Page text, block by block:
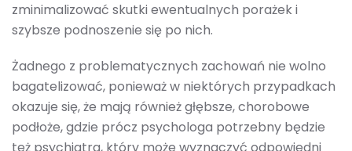
zminimalizować skutki ewentualnych porażek i
szybsze podnoszenie się po nich.
Żadnego z problematycznych zachowań nie wolno
bagatelizować, ponieważ w niektórych przypadkach
okazuje się, że mają również głębsze, chorobowe
podłoże, gdzie prócz psychologa potrzebny będzie